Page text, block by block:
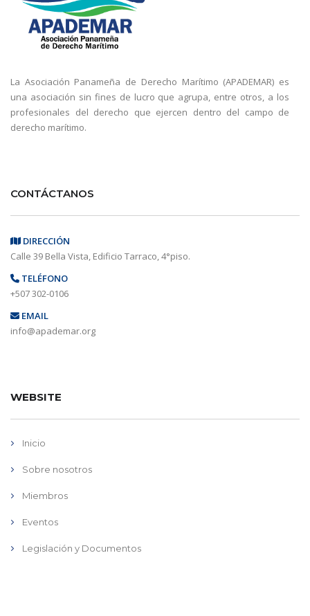
La Asociación Panameña de Derecho Marítimo (APADEMAR) es
una asociación sin fines de lucro que agrupa, entre otros, a los
profesionales del derecho que ejercen dentro del campo de
derecho marítimo.
CONTÁCTANOS
DIRECCIÓN
Calle 39 Bella Vista, Edificio Tarraco, 4°piso.
TELÉFONO
+507 302-0106
EMAIL
info@apademar.org
WEBSITE
Inicio
Sobre nosotros
Miembros
Eventos
Legislación y Documentos